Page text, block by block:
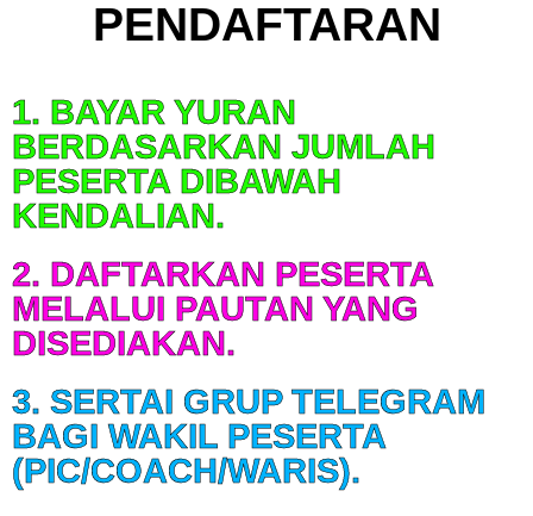
PENDAFTARAN
1. BAYAR YURAN
BERDASARKAN JUMLAH
PESERTA DIBAWAH
KENDALIAN.
2. DAFTARKAN PESERTA
MELALUI PAUTAN YANG
DISEDIAKAN.
3. SERTAI GRUP TELEGRAM
BAGI WAKIL PESERTA
(PIC/COACH/WARIS).